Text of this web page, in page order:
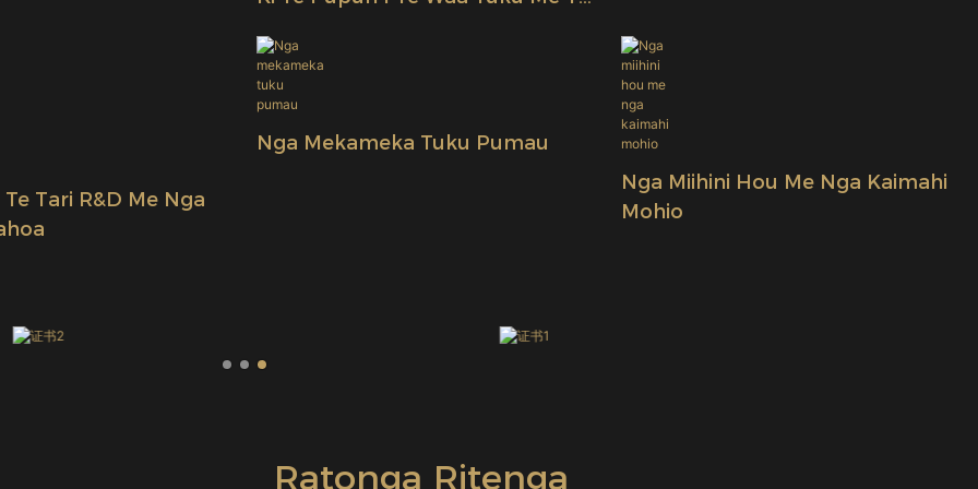
Tari R&D Me Nga
Nga Mekameka Tuku Pumau
Nga Miihini Hou Me Nga Kaimahi
Mohio
Ratonga Ritenga